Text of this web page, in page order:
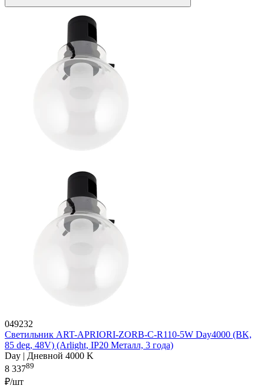
049232
Светильник ART-APRIORI-ZORB-С-R110-5W Day4000 (BK,
85 deg, 48V) (Arlight, IP20 Металл, 3 года)
Day | Дневной 4000 K
8 33789
₽/шт